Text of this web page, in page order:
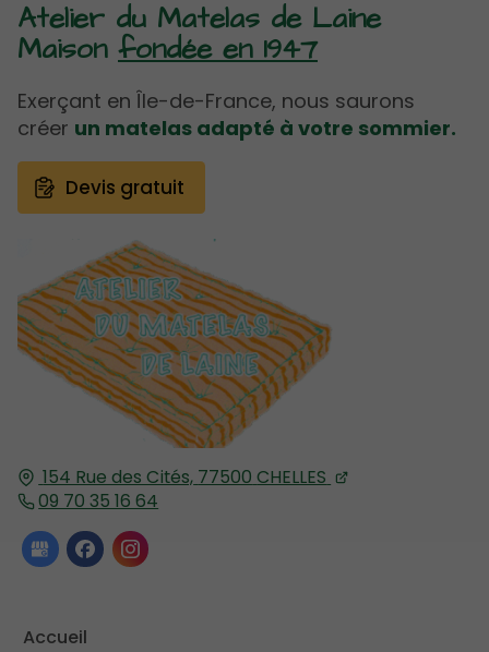
154 Rue des Cités, 77500 CHELLES
09 70 35 16 64
Accueil
Atelier du Matelas de Laine
Maison fondée en 1947
Exerçant en Île-de-France, nous saurons
créer un matelas adapté à votre sommier.
Devis gratuit